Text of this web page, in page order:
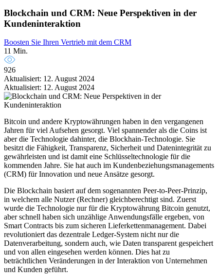
Blockchain und CRM: Neue Perspektiven in der
Kundeninteraktion
Boosten Sie Ihren Vertrieb mit dem CRM
11 Min.
926
Aktualisiert: 12. August 2024
Aktualisiert: 12. August 2024
Bitcoin und andere Kryptowährungen haben in den vergangenen
Jahren für viel Aufsehen gesorgt. Viel spannender als die Coins ist
aber die Technologie dahinter, die Blockhain-Technologie. Sie
besitzt die Fähigkeit, Transparenz, Sicherheit und Datenintegrität zu
gewährleisten und ist damit eine Schlüsseltechnologie für die
kommenden Jahre. Sie hat auch im Kundenbeziehungsmanagements
(CRM) für Innovation und neue Ansätze gesorgt.
Die Blockchain basiert auf dem sogenannten Peer-to-Peer-Prinzip,
in welchem alle Nutzer (Rechner) gleichberechtigt sind. Zuerst
wurde die Technologie nur für die Kryptowährung Bitcoin genutzt,
aber schnell haben sich unzählige Anwendungsfälle ergeben, von
Smart Contracts bis zum sicheren Lieferkettenmanagement. Dabei
revolutioniert das dezentrale Ledger-System nicht nur die
Datenverarbeitung, sondern auch, wie Daten transparent gespeichert
und von allen eingesehen werden können. Dies hat zu
beträchtlichen Veränderungen in der Interaktion von Unternehmen
und Kunden geführt.